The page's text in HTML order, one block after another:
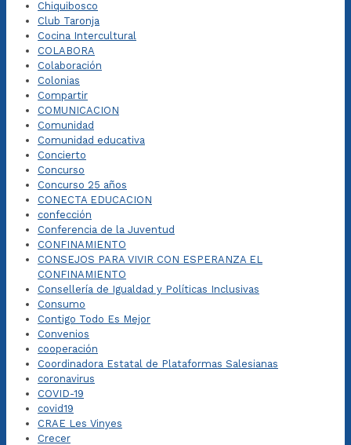
Chiquibosco
Club Taronja
Cocina Intercultural
COLABORA
Colaboración
Colonias
Compartir
COMUNICACION
Comunidad
Comunidad educativa
Concierto
Concurso
Concurso 25 años
CONECTA EDUCACION
confección
Conferencia de la Juventud
CONFINAMIENTO
CONSEJOS PARA VIVIR CON ESPERANZA EL
CONFINAMIENTO
Consellería de Igualdad y Políticas Inclusivas
Consumo
Contigo Todo Es Mejor
Convenios
cooperación
Coordinadora Estatal de Plataformas Salesianas
coronavirus
COVID-19
covid19
CRAE Les Vinyes
Crecer